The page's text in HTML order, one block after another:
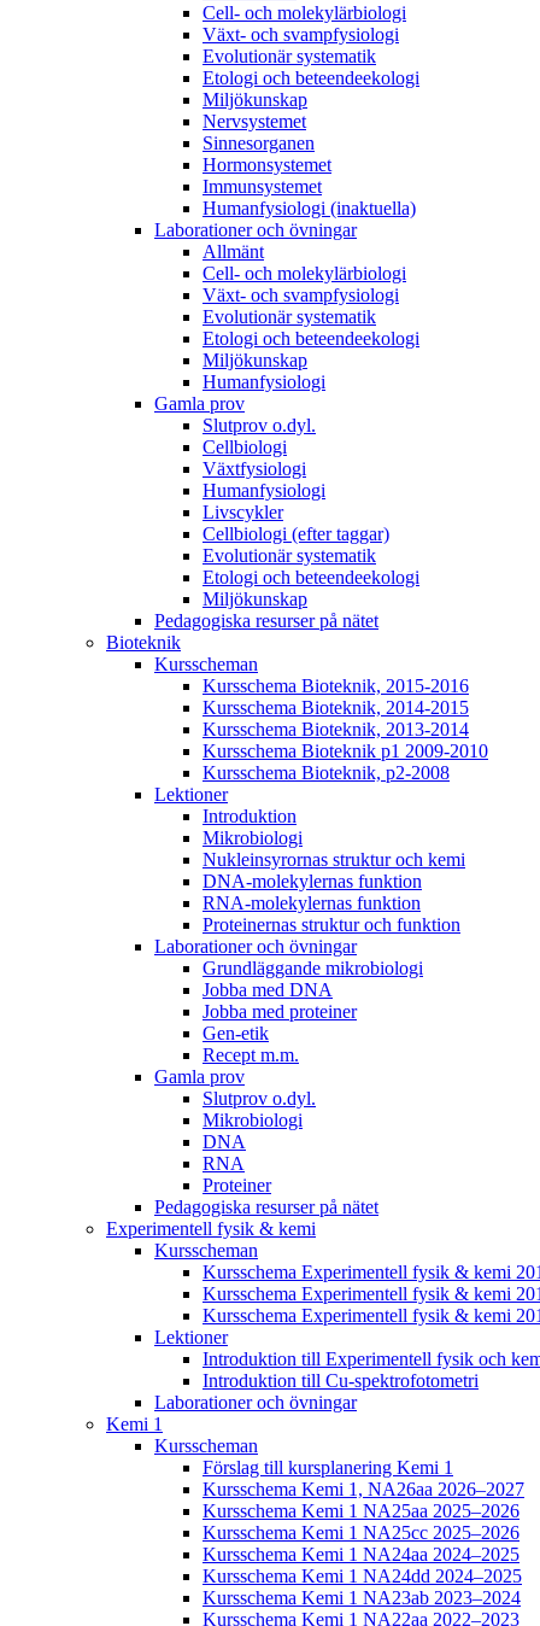
Cell- och molekylärbiologi
Växt- och svampfysiologi
Evolutionär systematik
Etologi och beteendeekologi
Miljökunskap
Nervsystemet
Sinnesorganen
Hormonsystemet
Immunsystemet
Humanfysiologi (inaktuella)
Laborationer och övningar
Allmänt
Cell- och molekylärbiologi
Växt- och svampfysiologi
Evolutionär systematik
Etologi och beteendeekologi
Miljökunskap
Humanfysiologi
Gamla prov
Slutprov o.dyl.
Cellbiologi
Växtfysiologi
Humanfysiologi
Livscykler
Cellbiologi (efter taggar)
Evolutionär systematik
Etologi och beteendeekologi
Miljökunskap
Pedagogiska resurser på nätet
Bioteknik
Kursscheman
Kursschema Bioteknik, 2015-2016
Kursschema Bioteknik, 2014-2015
Kursschema Bioteknik, 2013-2014
Kursschema Bioteknik p1 2009-2010
Kursschema Bioteknik, p2-2008
Lektioner
Introduktion
Mikrobiologi
Nukleinsyrornas struktur och kemi
DNA-molekylernas funktion
RNA-molekylernas funktion
Proteinernas struktur och funktion
Laborationer och övningar
Grundläggande mikrobiologi
Jobba med DNA
Jobba med proteiner
Gen-etik
Recept m.m.
Gamla prov
Slutprov o.dyl.
Mikrobiologi
DNA
RNA
Proteiner
Pedagogiska resurser på nätet
Experimentell fysik & kemi
Kursscheman
Kursschema Experimentell fysik & kemi
Kursschema Experimentell fysik & kemi
Kursschema Experimentell fysik & kemi
Lektioner
Introduktion till Experimentell fysik och
Introduktion till Cu-spektrofotometri
Laborationer och övningar
Kemi 1
Kursscheman
Förslag till kursplanering Kemi 1
Kursschema Kemi 1, NA26aa 2026–2027
Kursschema Kemi 1 NA25aa 2025–2026
Kursschema Kemi 1 NA25cc 2025–2026
Kursschema Kemi 1 NA24aa 2024–2025
Kursschema Kemi 1 NA24dd 2024–2025
Kursschema Kemi 1 NA23ab 2023–2024
Kursschema Kemi 1 NA22aa 2022–2023